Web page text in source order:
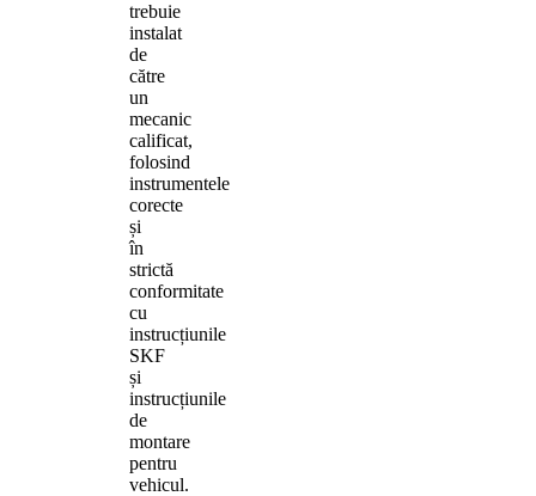
trebuie
instalat
de
către
un
mecanic
calificat,
folosind
instrumentele
corecte
și
în
strictă
conformitate
cu
instrucțiunile
SKF
și
instrucțiunile
de
montare
pentru
vehicul.